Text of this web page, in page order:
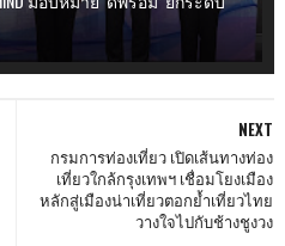
NEXT
กรมการท่องเที่ยว เปิดเส้นทางท่อง
เที่ยวใกล้กรุงเทพฯ เชื่อมโยงเมือง
หลักสู่เมืองน่าเที่ยวตอกย้ำเที่ยวไทย
วางใจไปกับช้างชูงวง